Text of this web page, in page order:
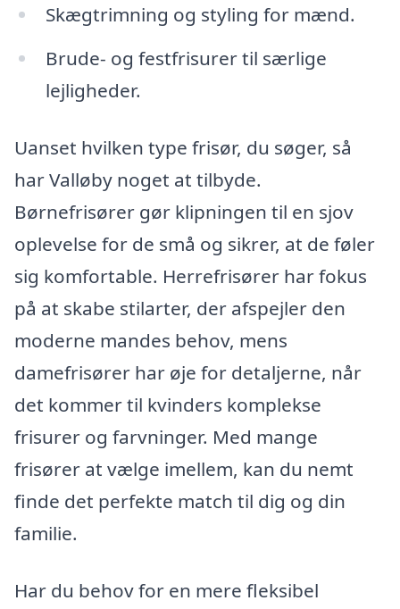
Skægtrimning og styling for mænd.
Brude- og festfrisurer til særlige
lejligheder.
Uanset hvilken type frisør, du søger, så
har Valløby noget at tilbyde.
Børnefrisører gør klipningen til en sjov
oplevelse for de små og sikrer, at de føler
sig komfortable. Herrefrisører har fokus
på at skabe stilarter, der afspejler den
moderne mandes behov, mens
damefrisører har øje for detaljerne, når
det kommer til kvinders komplekse
frisurer og farvninger. Med mange
frisører at vælge imellem, kan du nemt
finde det perfekte match til dig og din
familie.
Har du behov for en mere fleksibel